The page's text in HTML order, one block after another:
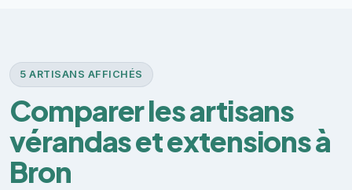
5 ARTISANS AFFICHÉS
Comparer les artisans
vérandas et extensions à
Bron